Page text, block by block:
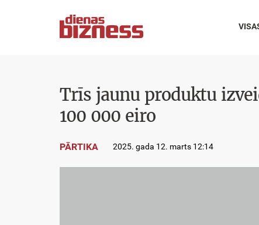
Trīs jaunu produktu
100 000 eiro
PĀRTIKA 2025. gada 12. marts 12:14